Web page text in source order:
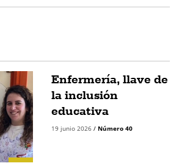
Enfermería, llave de
la inclusión
educativa
19 junio 2026 / Número 40